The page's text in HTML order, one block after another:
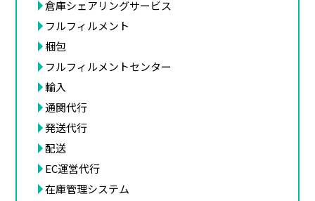
倉庫シェアリングサービス
フルフィルメント
梱包
フルフィルメントセンター
輸入
通関代行
発送代行
配送
EC運営代行
在庫管理システム